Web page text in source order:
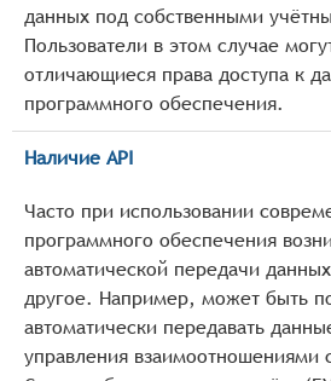
данных под собственными
Пользователи в этом случае
отличающиеся права доступа к
программного обеспечения.
Наличие API
Часто при использовании
программного обеспечения
автоматической передачи
другое. Например, может быть
автоматически передавать
управления взаимоотношениями